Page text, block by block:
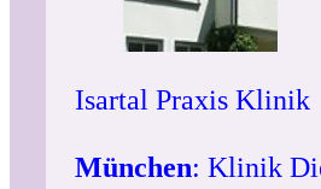
Isartal Praxis Klinik
München: Klinik